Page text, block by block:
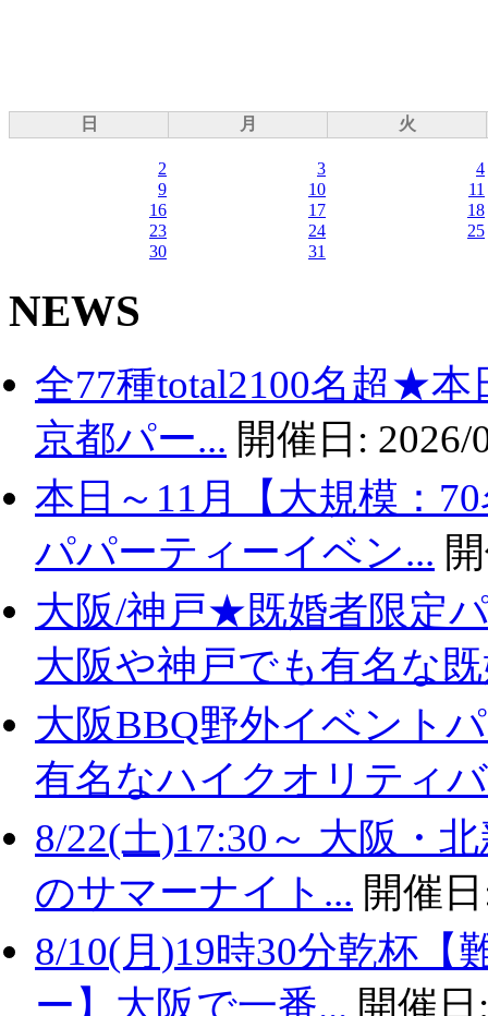
日 月 火
2 3
4
9
10
11
16
17
18
23
24
25
30
31
NEWS
全77種total2100名超★本
京都パー... 開催日: 2026/
本日～11月【大規模：
パパーティーイベン...
大阪/神戸★既婚者限定
大阪や神戸でも有名な
大阪BBQ野外イベント
有名なハイクオリティ
8/22(土)17:30～ 大阪・
のサマーナイト... 開催
8/10(月)19時30分乾杯【
ー】大阪で一番... 開催